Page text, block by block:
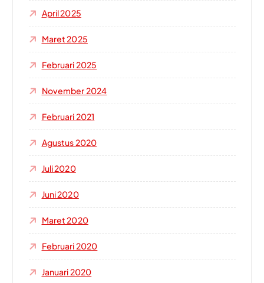
April 2025
Maret 2025
Februari 2025
November 2024
Februari 2021
Agustus 2020
Juli 2020
Juni 2020
Maret 2020
Februari 2020
Januari 2020